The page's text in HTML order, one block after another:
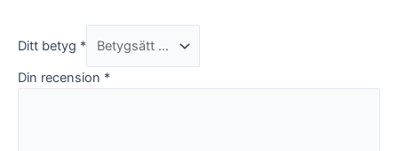
Ditt betyg *
Din recension *